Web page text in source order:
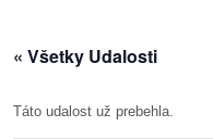
názory
blogy
« Všetky Udalosti
Táto udalost už prebehla.